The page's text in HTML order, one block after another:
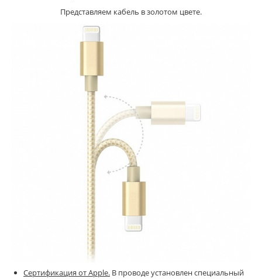
Представляем кабель в золотом цвете.
Сертификация от Apple. В проводе установлен специальный